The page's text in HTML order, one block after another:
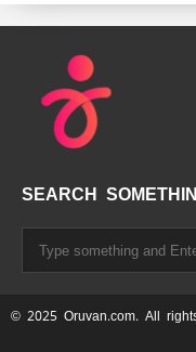
SEARCH
© 2025 Oruvan.com. All